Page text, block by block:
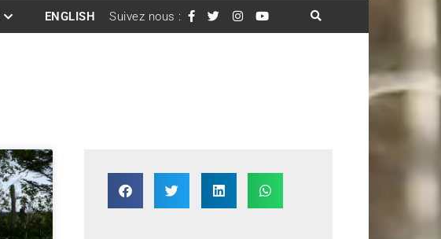
ENGLISH Suivez nous :